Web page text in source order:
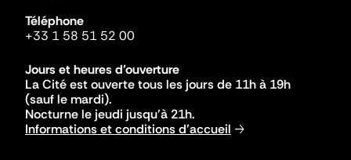
Téléphone
+33 1 58 51 52 00
Jours et heures d'ouverture
La Cité est ouverte tous les jours de 11h à 19h
(sauf le mardi).
Nocturne le jeudi jusqu'à 21h.
Informations et conditions d'accueil